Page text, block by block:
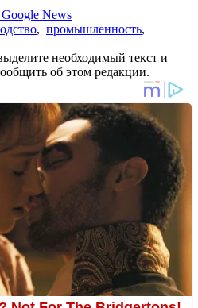
News
, промышленность,
необходимый текст и
об этом редакции.